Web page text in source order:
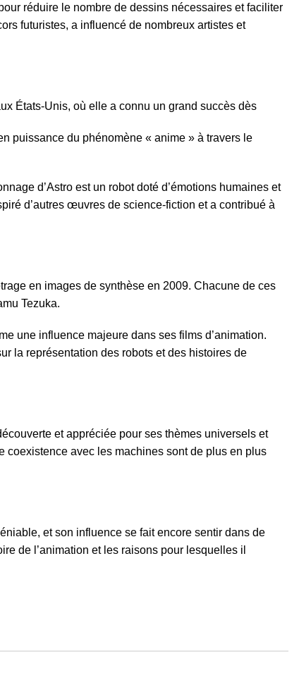
réduire le nombre de dessins nécessaires et faciliter
futuristes, a influencé de nombreux artistes et
États-Unis, où elle a connu un grand succès dès
puissance du phénomène « anime » à travers le
d’Astro est un robot doté d’émotions humaines et
d’autres œuvres de science-fiction et a contribué à
en images de synthèse en 2009. Chacune de ces
Tezuka.
une influence majeure dans ses films d’animation.
la représentation des robots et des histoires de
et appréciée pour ses thèmes universels et
coexistence avec les machines sont de plus en plus
et son influence se fait encore sentir dans de
de l’animation et les raisons pour lesquelles il